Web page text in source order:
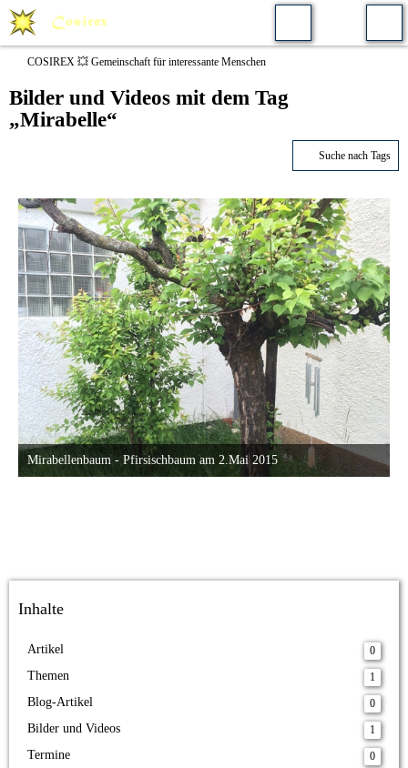
COSIREX 💥 Gemeinschaft für interessante Menschen
Bilder und Videos mit dem Tag
„Mirabelle“
Suche nach Tags
Mirabellenbaum - Pfirsischbaum am 2.Mai 2015
2. Mai 2015 um 18:30
Inhalte
Artikel 0
Themen 1
Blog-Artikel 0
Bilder und Videos 1
Termine 0